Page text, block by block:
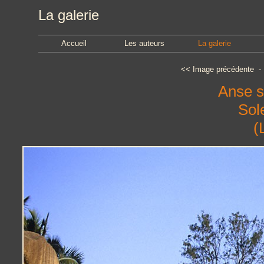
La galerie
Accueil Les auteurs La galerie
<< Image précédente
Anse